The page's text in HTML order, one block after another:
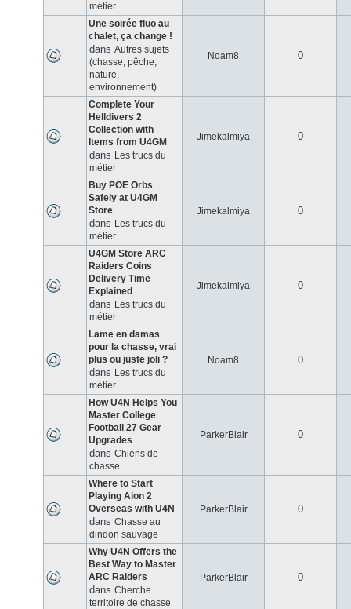
métier
Une soirée fluo au
chalet, ça change !
dans Autres sujets
(chasse, pêche,
nature,
environnement)
Noam8 0
Complete Your
Helldivers 2
Collection with
Items from U4GM
dans Les trucs du
métier
Jimekalmiya 0
Buy POE Orbs
Safely at U4GM
Store
dans Les trucs du
métier
Jimekalmiya 0
U4GM Store ARC
Raiders Coins
Delivery Time
Explained
dans Les trucs du
métier
Jimekalmiya 0
Lame en damas
pour la chasse, vrai
plus ou juste joli ?
dans Les trucs du
métier
Noam8 0
How U4N Helps You
Master College
Football 27 Gear
Upgrades
dans Chiens de
chasse
ParkerBlair 0
Where to Start
Playing Aion 2
Overseas with U4N
dans Chasse au
dindon sauvage
ParkerBlair 0
Why U4N Offers the
Best Way to Master
ARC Raiders
dans Cherche
territoire de chasse
ParkerBlair 0